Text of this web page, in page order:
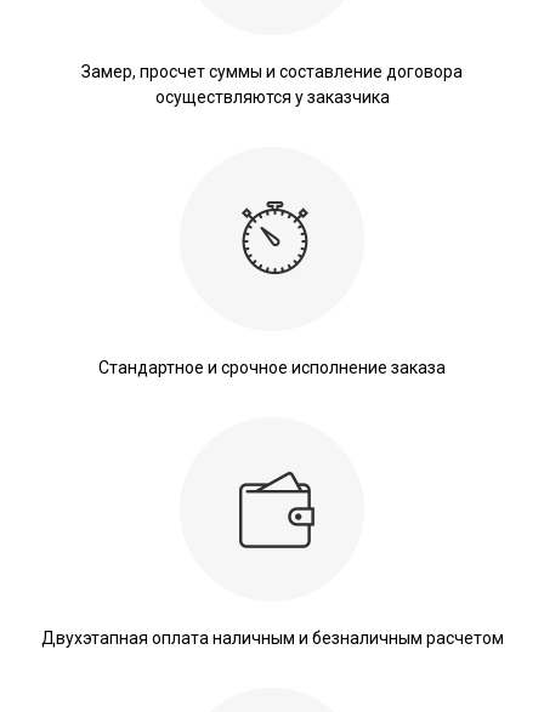
Замер, просчет суммы и составление договора
осуществляются у заказчика
Стандартное и срочное исполнение заказа
Двухэтапная оплата наличным и безналичным расчетом